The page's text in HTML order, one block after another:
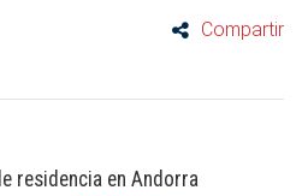
Compartir
residencia en Andorra